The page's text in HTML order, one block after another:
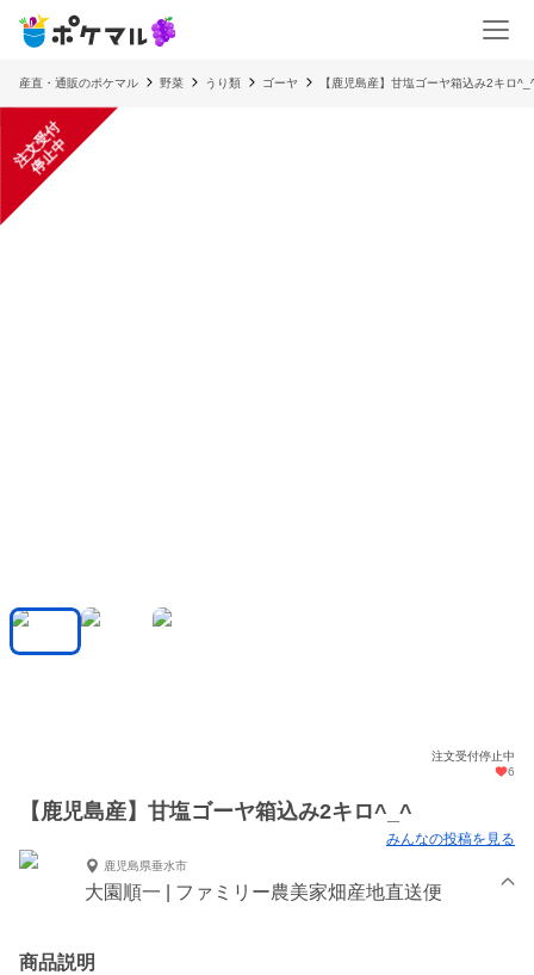
産直・通販のポケマル 野菜 うり類 ゴーヤ 【鹿児島産】甘塩ゴーヤ箱込み2キロ
注
文
受
付
停
止
中
注文受付停止中
6
【鹿児島産】甘塩ゴーヤ箱込み2キロ^_^
みんなの投稿を見る
鹿児島県垂水市
大園順一 | ファミリー農美家畑産地直送便
商品説明